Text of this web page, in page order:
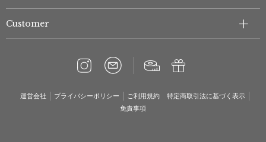
Customer
運営会社 プライバシーポリシー ご利用規約
特定商取引法に基づく表示
免責事項